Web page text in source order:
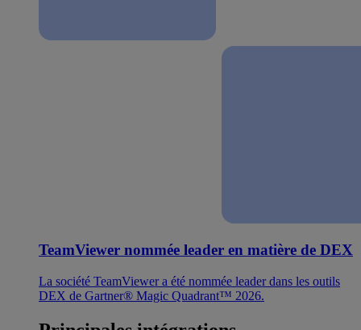
TeamViewer nommée leader en matière de DEX
La société TeamViewer a été nommée leader dans les outils
DEX de Gartner® Magic Quadrant™ 2026.